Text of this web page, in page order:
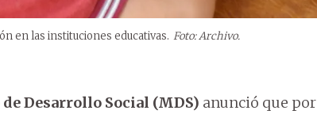
en las instituciones educativas. Foto: Archivo.
Desarrollo Social (MDS) anunció que por